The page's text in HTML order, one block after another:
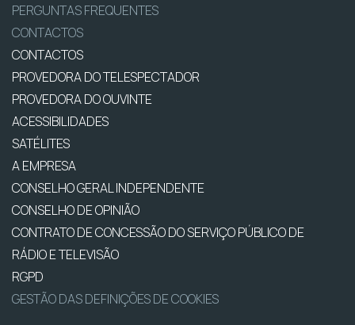
PERGUNTAS FREQUENTES
CONTACTOS
CONTACTOS
PROVEDORA DO TELESPECTADOR
PROVEDORA DO OUVINTE
ACESSIBILIDADES
SATÉLITES
A EMPRESA
CONSELHO GERAL INDEPENDENTE
CONSELHO DE OPINIÃO
CONTRATO DE CONCESSÃO DO SERVIÇO PÚBLICO DE
RÁDIO E TELEVISÃO
RGPD
GESTÃO DAS DEFINIÇÕES DE COOKIES